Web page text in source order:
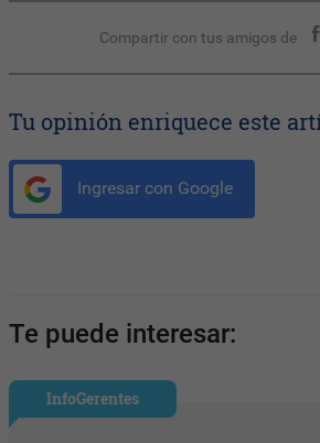
Compartir con tus amigos de
Tu opinión enriquece este
Ingresar con Google
Te puede interesar:
InfoGerentes